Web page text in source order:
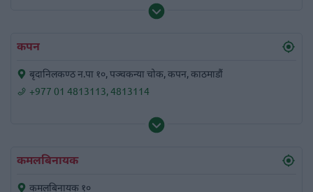
कपन
बृदानिलकण्ठ न.पा १०, पञ्चकन्या चोक, कपन, काठमाडौं
+977 01 4813113,4813114
कमलबिनायक
कमलबिनायक १०